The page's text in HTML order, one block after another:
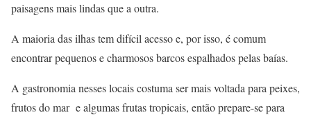
paisagens mais lindas que a outra.
A maioria das ilhas tem difícil acesso e, por isso, é comum
encontrar pequenos e charmosos barcos espalhados pelas baías.
A gastronomia nesses locais costuma ser mais voltada para peixes,
frutos do mar e algumas frutas tropicais, então prepare-se para